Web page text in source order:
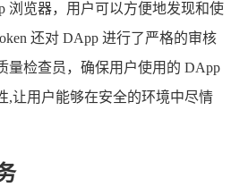
浏览器，用户可以方便地发现和使
还对 DApp 进行了严格的审核
量检查员，确保用户使用的 DApp
,让用户能够在安全的环境中尽情